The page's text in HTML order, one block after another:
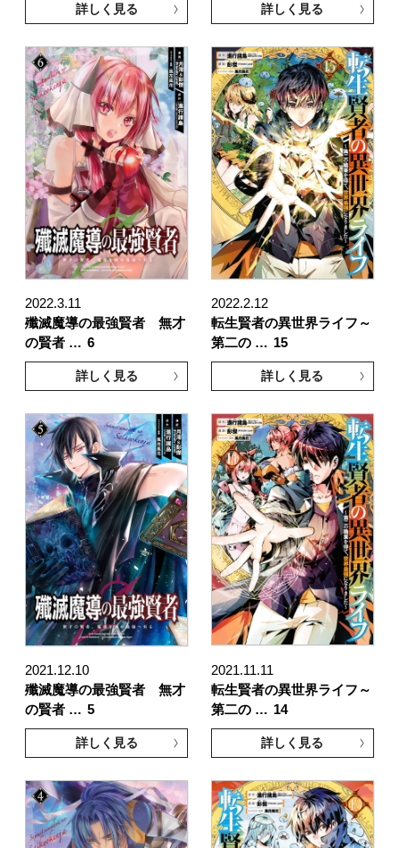
詳しく見る 詳しく見る
2022.3.11
殲滅魔導の最強賢者 無才
の賢者 … 6
詳しく見る
2022.2.12
転生賢者の異世界ライフ～
第二の … 15
詳しく見る
2021.12.10
殲滅魔導の最強賢者 無才
の賢者 … 5
詳しく見る
2021.11.11
転生賢者の異世界ライフ～
第二の … 14
詳しく見る